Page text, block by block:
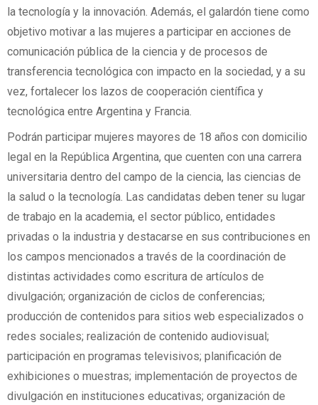
la tecnología y la innovación. Además, el galardón tiene como
objetivo motivar a las mujeres a participar en acciones de
comunicación pública de la ciencia y de procesos de
transferencia tecnológica con impacto en la sociedad, y a su
vez, fortalecer los lazos de cooperación científica y
tecnológica entre Argentina y Francia.
Podrán participar mujeres mayores de 18 años con domicilio
legal en la República Argentina, que cuenten con una carrera
universitaria dentro del campo de la ciencia, las ciencias de
la salud o la tecnología. Las candidatas deben tener su lugar
de trabajo en la academia, el sector público, entidades
privadas o la industria y destacarse en sus contribuciones en
los campos mencionados a través de la coordinación de
distintas actividades como escritura de artículos de
divulgación; organización de ciclos de conferencias;
producción de contenidos para sitios web especializados o
redes sociales; realización de contenido audiovisual;
participación en programas televisivos; planificación de
exhibiciones o muestras; implementación de proyectos de
divulgación en instituciones educativas; organización de